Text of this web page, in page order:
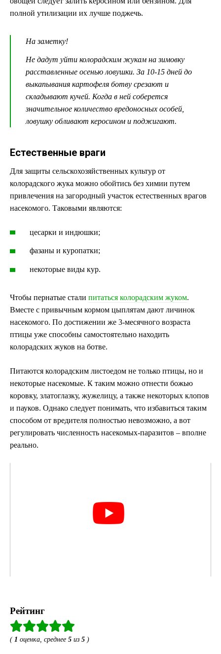
полной утилизации их лучше поджечь.
На заметку!
Не дадут уйти колорадским жукам на зимовку
расставленные осенью ловушки. За 10-15 дней до
выкапывания картофеля ботву срезают и
складывают кучей. Когда в ней соберется
значительное количество вредоносных особей,
ловушку обливают керосином и поджигают.
Естественные враги
Для защиты сельскохозяйственных культур от
колорадского жука можно обойтись без химии путем
привлечения на загородный участок естественных врагов
насекомого. Таковыми являются:
цесарки и индюшки;
фазаны и куропатки;
некоторые виды кур.
Чтобы пернатые стали питаться колорадским жуком.
Вместе с привычным кормом цыплятам дают личинок
насекомого. По достижении же 3-месячного возраста
птицы уже способны самостоятельно находить
колорадских жуков на ботве.
Питаются колорадским листоедом не только птицы, но и
некоторые насекомые. К таким можно отнести божью
коровку, златоглазку, жужелицу, а также некоторых клопов
и пауков. Однако следует понимать, что избавиться таким
способом от вредителя полностью невозможно, а вот
регулировать численность насекомых-паразитов – вполне
реально.
Рейтинг
( 1 оценка, среднее 5 из 5 )